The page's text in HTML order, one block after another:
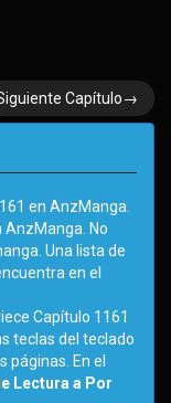
Capítulo→
en AnzManga.
AnzManga. No
Una lista de
en el
Capítulo 1161
teclas del teclado
páginas. En el
Lectura a Por